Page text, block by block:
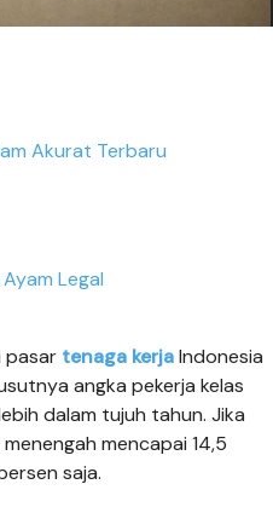
Akurat Terbaru
Legal
pasar tenaga kerjaIndonesia
angka pekerja kelas
dalam tujuh tahun. Jika
mencapai 14,5
saja.